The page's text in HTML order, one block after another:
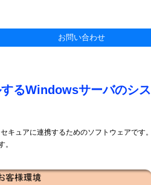
お問い合わせ
るWindowsサーバのシス
ュアに連携するためのソフトウェアです。
。